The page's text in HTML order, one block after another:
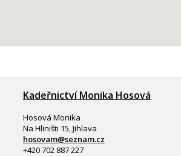
Kadeřnictví Monika Hosová
Hosová Monika
Na Hliništi 15, Jihlava
hosovam@seznam.cz
+420 702 887 227